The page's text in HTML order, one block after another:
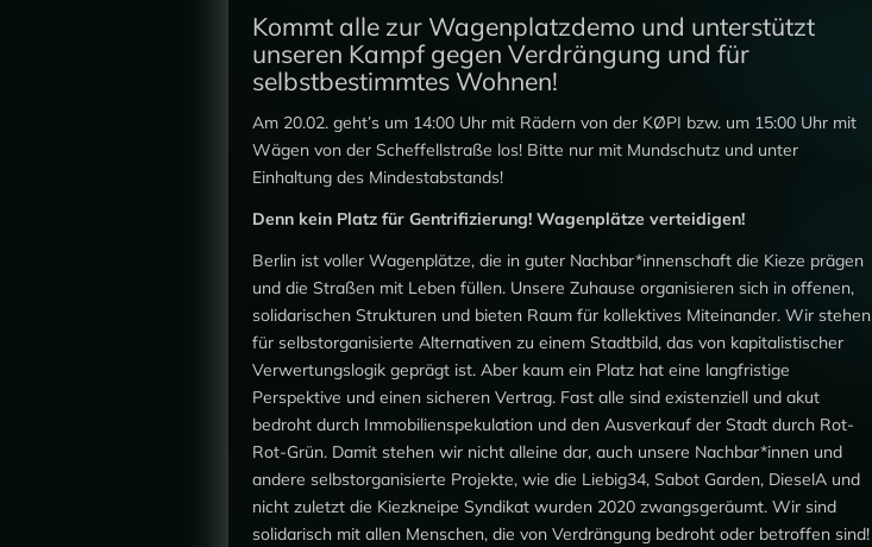
Kommt alle zur Wagenplatzdemo und unterstützt
unseren Kampf gegen Verdrängung und für
selbstbestimmtes Wohnen!
Am 20.02. geht’s um 14:00 Uhr mit Rädern von der KØPI bzw. um 15:00 Uhr mit
Wägen von der Scheffellstraße los! Bitte nur mit Mundschutz und unter
Einhaltung des Mindestabstands!
Denn kein Platz für Gentrifizierung! Wagenplätze verteidigen!
Berlin ist voller Wagenplätze, die in guter Nachbar*innenschaft die Kieze prägen
und die Straßen mit Leben füllen. Unsere Zuhause organisieren sich in offenen,
solidarischen Strukturen und bieten Raum für kollektives Miteinander. Wir stehen
für selbstorganisierte Alternativen zu einem Stadtbild, das von kapitalistischer
Verwertungslogik geprägt ist. Aber kaum ein Platz hat eine langfristige
Perspektive und einen sicheren Vertrag. Fast alle sind existenziell und akut
bedroht durch Immobilienspekulation und den Ausverkauf der Stadt durch Rot-
Rot-Grün. Damit stehen wir nicht alleine dar, auch unsere Nachbar*innen und
andere selbstorganisierte Projekte, wie die Liebig34, Sabot Garden, DieselA und
nicht zuletzt die Kiezkneipe Syndikat wurden 2020 zwangsgeräumt. Wir sind
solidarisch mit allen Menschen, die von Verdrängung bedroht oder betroffen sind!